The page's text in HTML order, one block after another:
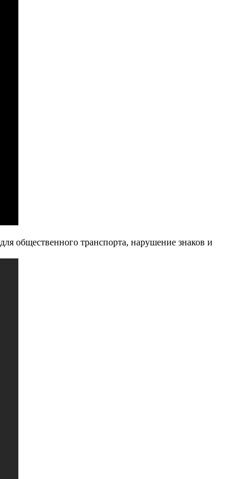
общественного транспорта, нарушение знаков и